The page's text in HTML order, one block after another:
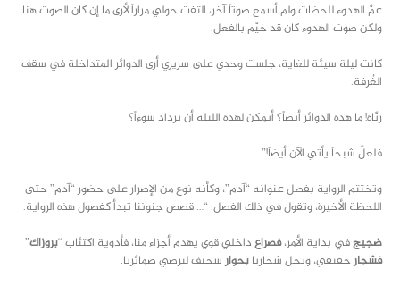
عمَّ الهدوء للحظات ولم أسمع صوتاً آخر، التفت حولي مراراً لأرى ما إن كان الصوت هنا
ولكن صوت الهدوء كان قد خيّم بالفعل.
كانت ليلة سيئة للغاية، جلست وحدي على سريري أرى الدوائر المتداخلة في سقف
الغُرفة.
ربَّاه! ما هذه الدوائر أيضاً؟ أيمكن لهذه الليلة أن تزداد سوءاً؟
فلعلَّ شبحاً يأتي الآن أيضاً!”.
وتختتم الرواية بفصل عنوانه “آدم”، وكأنه نوع من الإصرار على حضور “آدم” حتى
اللحظة الأخيرة، وتقول في ذلك الفصل: “… قصص جنوننا تبدأ كفصول هذه الرواية.
ضجيجفي بداية الأمر،فصراعداخلي قوي يهدم أجزاء منا، فأدوية اكتئاب “بروزاك”
فشجارحقيقي، ونحل شجارنابحوارسخيف لنرضي ضمائرنا.